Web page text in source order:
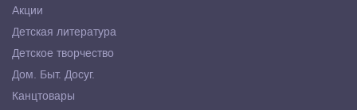
Акции
Детская литература
Детское творчество
Дом. Быт. Досуг.
Канцтовары